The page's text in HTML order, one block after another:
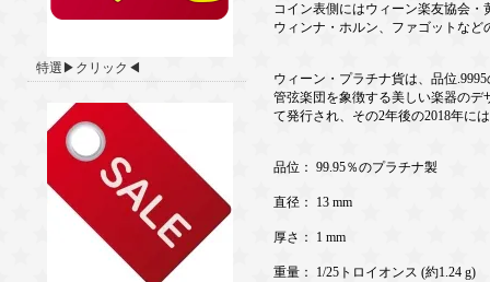
特選▶クリック◀
コイン表側にはウィーン楽友協会
ウィンナ・ホルン、ファゴットなど
ウィーン・プラチナ貨は、品位
管弦楽団を象徴する美しい楽器のデ
て発行され、その2年後の2018年に
品位： 99.95％のプラチナ製
直径： 13 mm
厚さ： 1 mm
重量： 1/25トロイオンス (約1.24 g)